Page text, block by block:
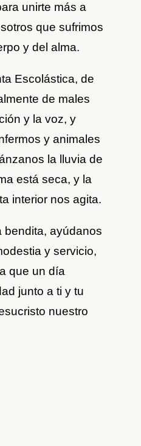
unirte más a
que sufrimos
y del alma.
Escolástica, de
de males
y la voz, y
y animales
la lluvia de
está seca, y la
interior nos agita.
bendita, ayúdanos
y servicio,
que un día
junto a ti y tu
nuestro